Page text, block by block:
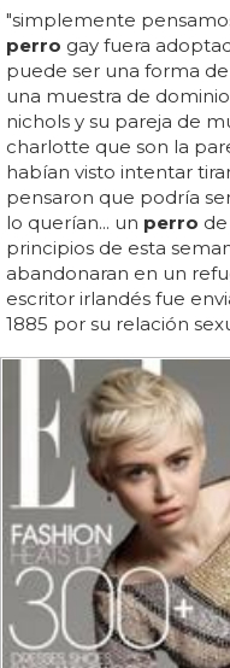
"simplemente
perro gay fuera
puede ser una forma
una muestra de
nichols y su pareja de
charlotte que son la
habían visto intentar
pensaron que podría
lo querían... un perro
principios de esta
abandonaran en un
escritor irlandés fue
1885 por su relación